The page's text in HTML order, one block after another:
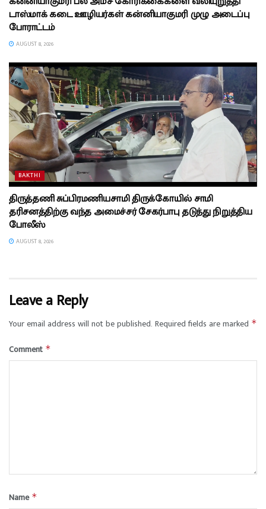
டாஸ்மாக் கடை ஊழியர்கள் கன்னியாகுமரி முழு அடைப்பு
போராட்டம்
AUGUST 8, 2026
BAKTHI
திருத்தணி சுப்பிரமணியசாமி திருக்கோயில் சாமி
தரிசனத்திற்கு வந்த அமைச்சர் சேகர்பாபு தடுத்து நிறுத்திய
போலீஸ்
AUGUST 8, 2026
Leave a Reply
Your email address will not be published. Required fields are marked *
Comment *
Name *